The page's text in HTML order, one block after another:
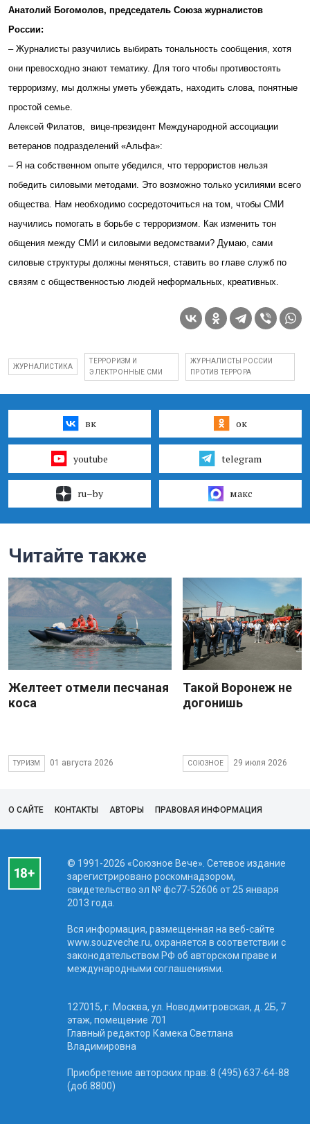
Анатолий Богомолов, председатель Союза журналистов
России:
– Журналисты разучились выбирать тональность сообщения, хотя
они превосходно знают тематику. Для того чтобы противостоять
терроризму, мы должны уметь убеждать, находить слова, понятные
простой семье.
Алексей Филатов, вице-президент Международной ассоциации
ветеранов подразделений «Альфа»:
– Я на собственном опыте убедился, что террористов нельзя
победить силовыми методами. Это возможно только усилиями всего
общества. Нам необходимо сосредоточиться на том, чтобы СМИ
научились помогать в борьбе с терроризмом. Как изменить тон
общения между СМИ и силовыми ведомствами? Думаю, сами
силовые структуры должны меняться, ставить во главе служб по
связям с общественностью людей неформальных, креативных.
ЖУРНАЛИСТИКА
ТЕРРОРИЗМ И
ЭЛЕКТРОННЫЕ СМИ
ЖУРНАЛИСТЫ РОССИИ
ПРОТИВ ТЕРРОРА
вк ок
youtube telegram
ru–by макс
Читайте также
Желтеет отмели песчаная
коса
ТУРИЗМ 01 августа 2026
Такой Воронеж не
догонишь
СОЮЗНОЕ 29 июля 2026
О САЙТЕ КОНТАКТЫ АВТОРЫ ПРАВОВАЯ ИНФОРМАЦИЯ
© 1991-2026 «Союзное Вече». Сетевое издание
зарегистрировано роскомнадзором,
свидетельство эл № фc77-52606 от 25 января
2013 года.
Вся информация, размещенная на веб-сайте
www.souzveche.ru, охраняется в соответствии с
законодательством РФ об авторском праве и
международными соглашениями.
127015, г. Москва, ул. Новодмитровская, д. 2Б, 7
этаж, помещение 701
Главный редактор Камека Светлана
Владимировна
Приобретение авторских прав: 8 (495) 637-64-88
(доб.8800)